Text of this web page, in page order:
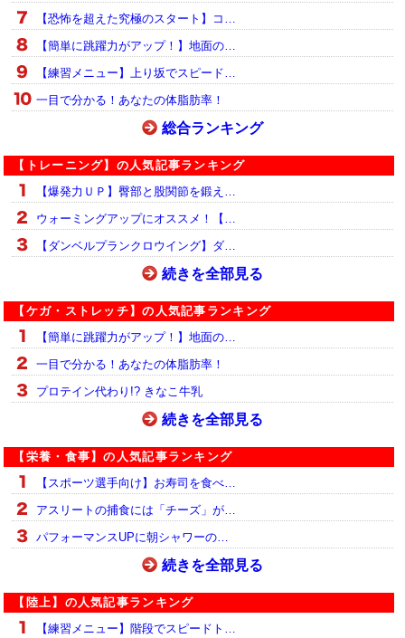
【恐怖を超えた究極のスタート】コ…
【簡単に跳躍力がアップ！】地面の…
【練習メニュー】上り坂でスピード…
一目で分かる！あなたの体脂肪率！
総合ランキング
【トレーニング】の人気記事ランキング
【爆発力ＵＰ】臀部と股関節を鍛え…
ウォーミングアップにオススメ！【…
【ダンベルプランクロウイング】ダ…
続きを全部見る
【ケガ・ストレッチ】の人気記事ランキング
【簡単に跳躍力がアップ！】地面の…
一目で分かる！あなたの体脂肪率！
プロテイン代わり!? きなこ牛乳
続きを全部見る
【栄養・食事】の人気記事ランキング
【スポーツ選手向け】お寿司を食べ…
アスリートの捕食には「チーズ」が…
パフォーマンスUPに朝シャワーの…
続きを全部見る
【陸上】の人気記事ランキング
【練習メニュー】階段でスピードト…